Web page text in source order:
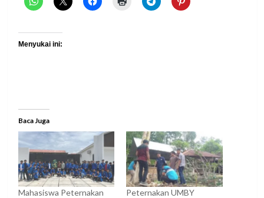
Menyukai ini:
Baca Juga
Mahasiswa Peternakan
Peternakan UMBY